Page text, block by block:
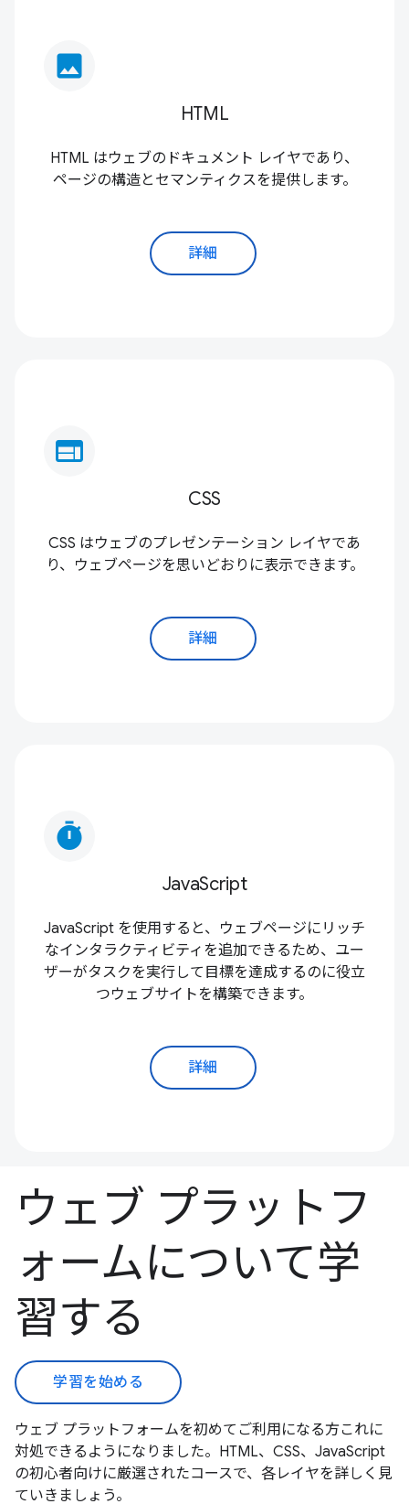
image
HTML
HTML はウェブのドキュメント レイヤであり、
ページの構造とセマンティクスを提供します。
詳細
web
CSS
CSS はウェブのプレゼンテーション レイヤであ
り、ウェブページを思いどおりに表示できます。
詳細
timer
JavaScript
JavaScript を使用すると、ウェブページにリッチ
なインタラクティビティを追加できるため、ユー
ザーがタスクを実行して目標を達成するのに役立
つウェブサイトを構築できます。
詳細
ウェブ プラットフ
ォームについて学
習する
学習を始める
ウェブ プラットフォームを初めてご利用になる方これに
対処できるようになりました。HTML、CSS、JavaScript
の初心者向けに厳選されたコースで、各レイヤを詳しく見
ていきましょう。